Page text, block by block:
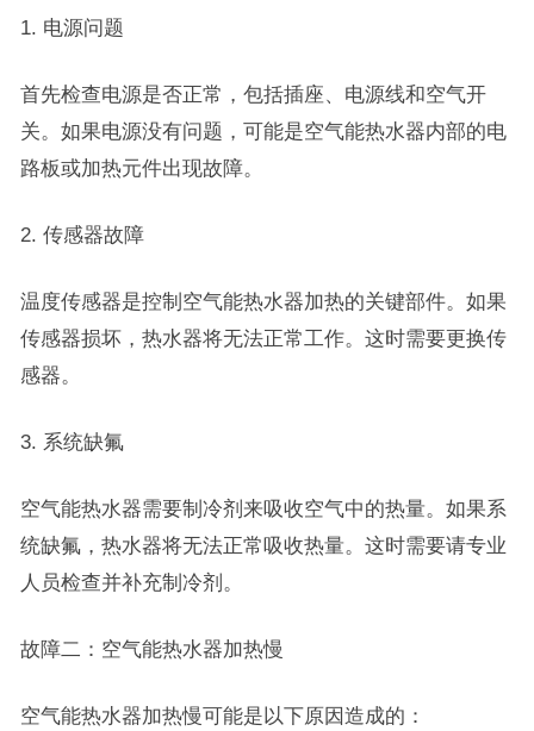
1. 电源问题
首先检查电源是否正常，包括插座、电源线和空气开
关。如果电源没有问题，可能是空气能热水器内部的电
路板或加热元件出现故障。
2. 传感器故障
温度传感器是控制空气能热水器加热的关键部件。如果
传感器损坏，热水器将无法正常工作。这时需要更换传
感器。
3. 系统缺氟
空气能热水器需要制冷剂来吸收空气中的热量。如果系
统缺氟，热水器将无法正常吸收热量。这时需要请专业
人员检查并补充制冷剂。
故障二：空气能热水器加热慢
空气能热水器加热慢可能是以下原因造成的：